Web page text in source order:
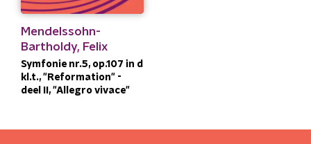
Mendelssohn-
Bartholdy, Felix
Symfonie nr.5, op.107 in d
kl.t., "Reformation" -
deel II, "Allegro vivace"